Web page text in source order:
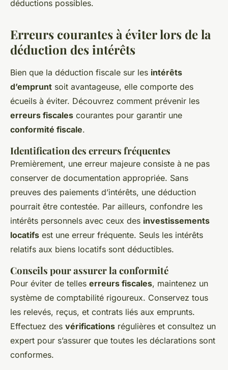
déductions possibles.
Erreurs courantes à éviter lors de la
déduction des intérêts
Bien que la déduction fiscale sur les intérêts
d’emprunt soit avantageuse, elle comporte des
écueils à éviter. Découvrez comment prévenir les
erreurs fiscales courantes pour garantir une
conformité fiscale.
Identification des erreurs fréquentes
Premièrement, une erreur majeure consiste à ne pas
conserver de documentation appropriée. Sans
preuves des paiements d’intérêts, une déduction
pourrait être contestée. Par ailleurs, confondre les
intérêts personnels avec ceux des investissements
locatifs est une erreur fréquente. Seuls les intérêts
relatifs aux biens locatifs sont déductibles.
Conseils pour assurer la conformité
Pour éviter de telles erreurs fiscales, maintenez un
système de comptabilité rigoureux. Conservez tous
les relevés, reçus, et contrats liés aux emprunts.
Effectuez des vérifications régulières et consultez un
expert pour s’assurer que toutes les déclarations sont
conformes.